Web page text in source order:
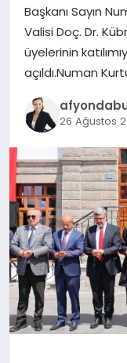
MAGAZIN
SAĞLIK
SIYASET
SPOR
YAŞAM
Başkanı Sayın
Valisi Doç. Dr.
üyelerinin
açıldı.Numan
26 Ağustos